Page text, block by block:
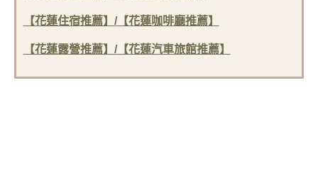
【花蓮住宿推薦】/【花蓮咖啡廳推薦】
【花蓮露營推薦】/【花蓮汽車旅館推薦】